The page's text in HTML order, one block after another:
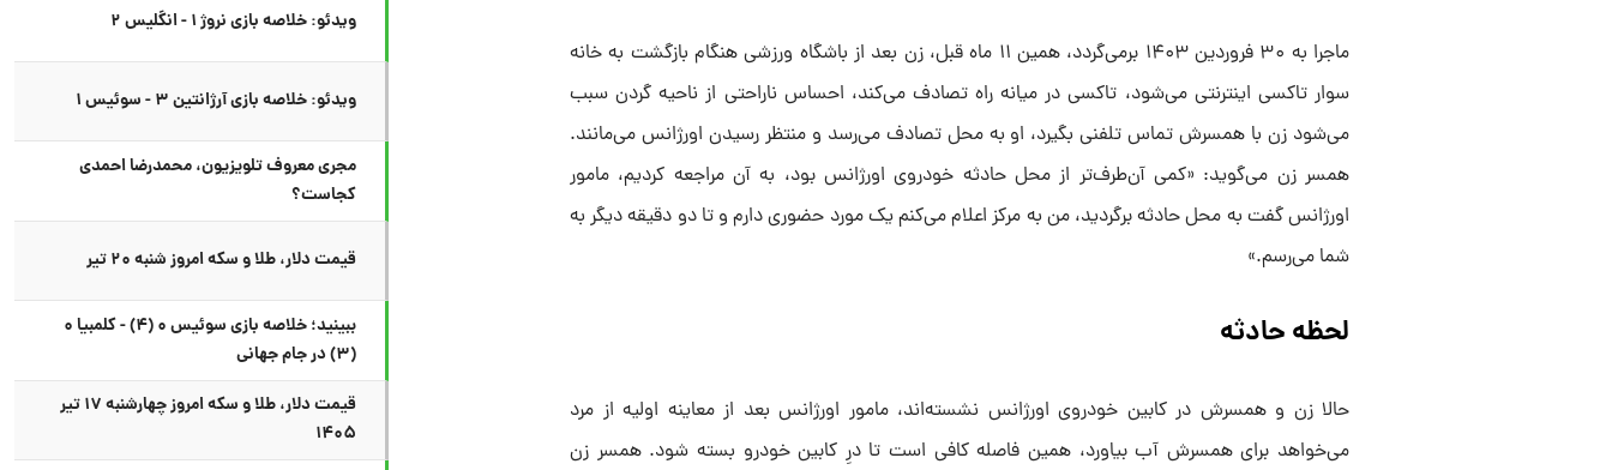
ماجرا به ۳۰ فروردین ۱۴۰۳ برمی‌گردد، همین ۱۱ ماه قبل، زن بعد از باشگاه ورزشی هنگام بازگشت به خانه
سوار تاکسی اینترنتی می‌شود، تاکسی در میانه راه تصادف می‌کند، احساس ناراحتی از ناحیه گردن سبب
می‌شود زن با همسرش تماس تلفنی بگیرد، او به محل تصادف می‌رسد و منتظر رسیدن اورژانس می‌مانند.
همسر زن می‌گوید: «کمی آن‌طرف‌تر از محل حادثه خودروی اورژانس بود، به آن مراجعه کردیم، مامور
اورژانس گفت به محل حادثه برگردید، من به مرکز اعلام می‌کنم یک مورد حضوری دارم و تا دو دقیقه دیگر به
شما می‌رسم.»
لحظه حادثه
حالا زن و همسرش در کابین خودروی اورژانس نشسته‌اند، مامور اورژانس بعد از معاینه اولیه از مرد
می‌خواهد برای همسرش آب بیاورد، همین فاصله کافی است تا درِ کابین خودرو بسته شود. همسر زن
ویدئو: خلاصه بازی نروژ ۱ - انگلیس ۲
ویدئو: خلاصه بازی آرژانتین ۳ - سوئیس ۱
مجری معروف تلویزیون، محمدرضا احمدی
کجاست؟
قیمت دلار، طلا و سکه امروز شنبه ۲۰ تیر
ببینید؛ خلاصه بازی سوئیس ۰ (۴) - کلمبیا ۰
(۳) در جام جهانی
قیمت دلار، طلا و سکه امروز چهارشنبه ۱۷ تیر
۱۴۰۵